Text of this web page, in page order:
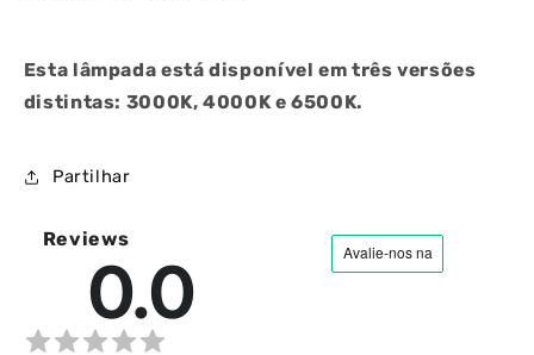
Esta lâmpada está disponível em três versões
distintas: 3000K, 4000K e 6500K.
Partilhar
Reviews
0.0